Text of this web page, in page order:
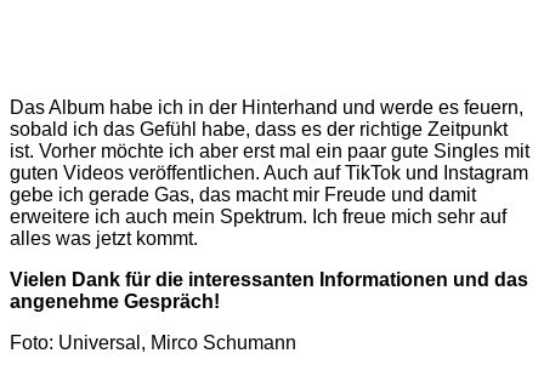
Das Album habe ich in der Hinterhand und werde es feuern,
sobald ich das Gefühl habe, dass es der richtige Zeitpunkt
ist. Vorher möchte ich aber erst mal ein paar gute Singles mit
guten Videos veröffentlichen. Auch auf TikTok und Instagram
gebe ich gerade Gas, das macht mir Freude und damit
erweitere ich auch mein Spektrum. Ich freue mich sehr auf
alles was jetzt kommt.
Vielen Dank für die interessanten Informationen und das
angenehme Gespräch!
Foto: Universal, Mirco Schumann